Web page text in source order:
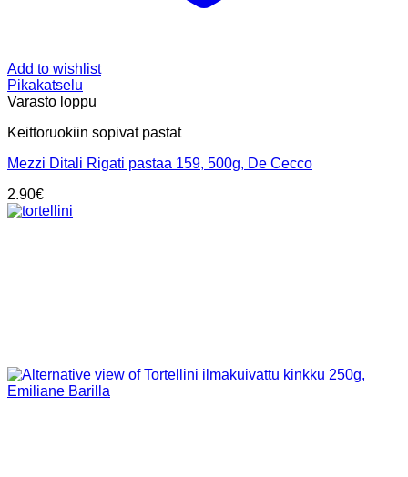
Add to wishlist
Pikakatselu
Varasto loppu
Keittoruokiin sopivat pastat
Mezzi Ditali Rigati pastaa 159, 500g, De Cecco
2.90€